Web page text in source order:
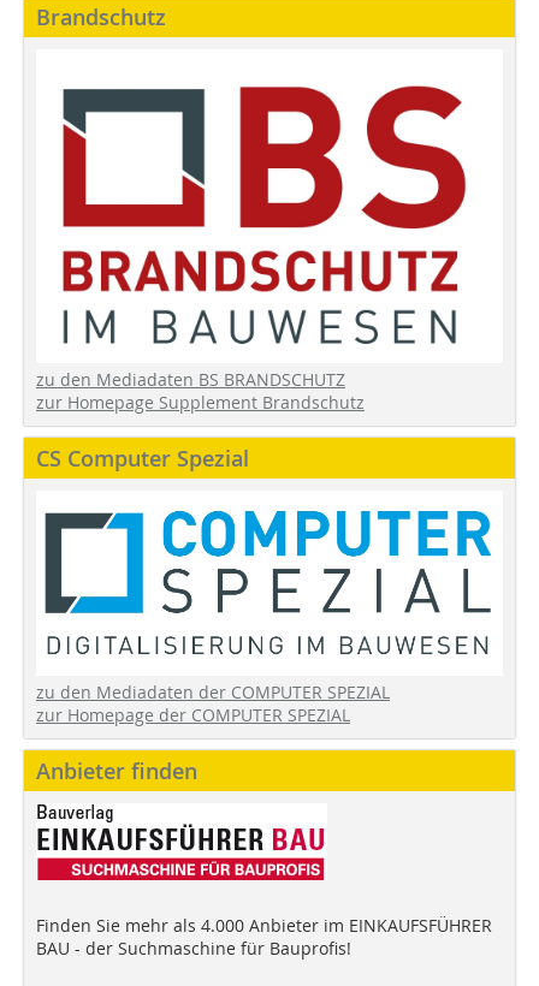
Brandschutz
zu den Mediadaten BS BRANDSCHUTZ
zur Homepage Supplement Brandschutz
CS Computer Spezial
zu den Mediadaten der COMPUTER SPEZIAL
zur Homepage der COMPUTER SPEZIAL
Anbieter finden
Finden Sie mehr als 4.000 Anbieter im EINKAUFSFÜHRER
BAU - der Suchmaschine für Bauprofis!